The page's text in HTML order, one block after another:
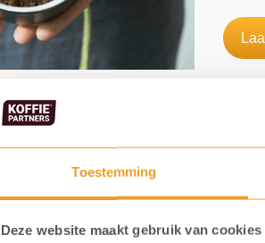
Toestemming
Deze website maakt gebruik van cookies